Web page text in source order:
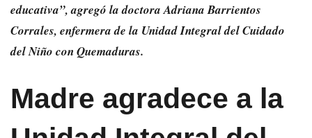
educativa”, agregó la doctora Adriana Barrientos
Corrales, enfermera de la Unidad Integral del Cuidado
del Niño con Quemaduras.
Madre agradece a la